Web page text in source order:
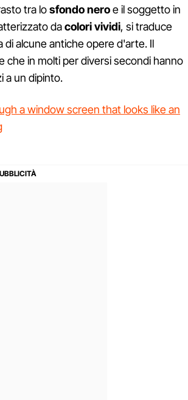
tra losfondo neroe il soggetto in
dacolori vividi, si traduce
di alcune antiche opere d'arte. Il
che in molti per diversi secondi hanno
a un dipinto.
a window screen that looks like an